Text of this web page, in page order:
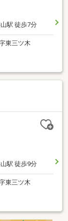
駅 徒歩7分
東三ツ木
駅 徒歩9分
東三ツ木